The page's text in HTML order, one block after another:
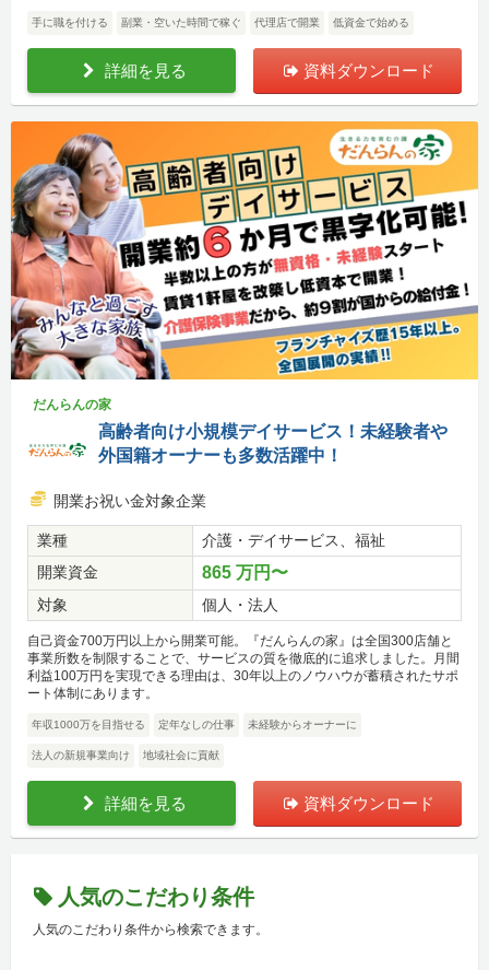
手に職を付ける 副業・空いた時間で稼ぐ 代理店で開業 低資金で始める
詳細を見る 資料ダウンロード
だんらんの家
高齢者向け小規模デイサービス！未経験者や
外国籍オーナーも多数活躍中！
開業お祝い金対象企業
業種
介護・デイサービス、福祉
開業資金
865 万円〜
対象 個人・法人
自己資金700万円以上から開業可能。『だんらんの家』は全国300店舗と
事業所数を制限することで、サービスの質を徹底的に追求しました。月間
利益100万円を実現できる理由は、30年以上のノウハウが蓄積されたサポ
ート体制にあります。
年収1000万を目指せる 定年なしの仕事 未経験からオーナーに
法人の新規事業向け 地域社会に貢献
詳細を見る 資料ダウンロード
人気のこだわり条件
人気のこだわり条件から検索できます。